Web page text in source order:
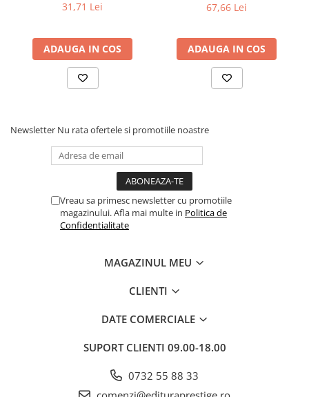
31,71 Lei
ADAUGA IN COS
67,66 Lei
ADAUGA IN COS
Newsletter Nu rata ofertele si promotiile noastre
Vreau sa primesc newsletter cu promotiile
magazinului. Afla mai multe in Politica de
Confidentialitate
MAGAZINUL MEU
CLIENTI
DATE COMERCIALE
SUPORT CLIENTI 09.00-18.00
0732 55 88 33